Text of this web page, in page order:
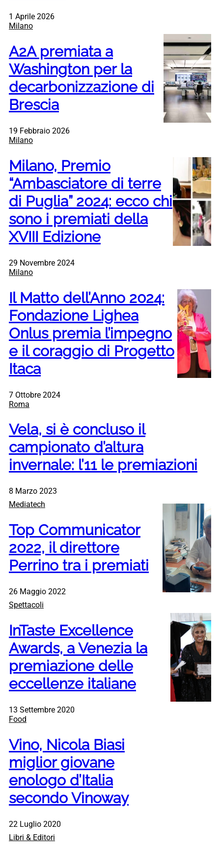
1 Aprile 2026
Milano
A2A premiata a
Washington per la
decarbonizzazione di
Brescia
19 Febbraio 2026
Milano
Milano, Premio
“Ambasciatore di terre
di Puglia” 2024: ecco chi
sono i premiati della
XVIII Edizione
29 Novembre 2024
Milano
Il Matto dell’Anno 2024:
Fondazione Lighea
Onlus premia l’impegno
e il coraggio di Progetto
Itaca
7 Ottobre 2024
Roma
Vela, si è concluso il
campionato d’altura
invernale: l’11 le premiazioni
8 Marzo 2023
Mediatech
Top Communicator
2022, il direttore
Perrino tra i premiati
26 Maggio 2022
Spettacoli
InTaste Excellence
Awards, a Venezia la
premiazione delle
eccellenze italiane
13 Settembre 2020
Food
Vino, Nicola Biasi
miglior giovane
enologo d’Italia
secondo Vinoway
22 Luglio 2020
Libri & Editori